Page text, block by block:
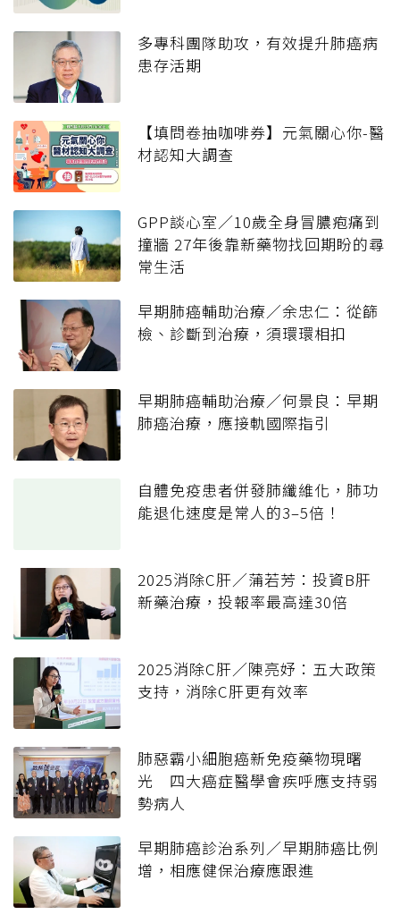
多專科團隊助攻，有效提升肺癌病
患存活期
【填問卷抽咖啡券】元氣關心你-醫
材認知大調查
GPP談心室／10歲全身冒膿疱痛到
撞牆 27年後靠新藥物找回期盼的尋
常生活
早期肺癌輔助治療／余忠仁：從篩
檢、診斷到治療，須環環相扣
早期肺癌輔助治療／何景良：早期
肺癌治療，應接軌國際指引
自體免疫患者併發肺纖維化，肺功
能退化速度是常人的3–5倍！
2025消除C肝／蒲若芳：投資B肝
新藥治療，投報率最高達30倍
2025消除C肝／陳亮妤：五大政策
支持，消除C肝更有效率
肺惡霸小細胞癌新免疫藥物現曙
光 四大癌症醫學會疾呼應支持弱
勢病人
早期肺癌診治系列／早期肺癌比例
增，相應健保治療應跟進